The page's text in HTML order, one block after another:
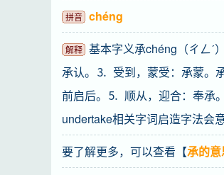
拼音 chéng
解释 基本字义承chéng（ㄔㄥ
承认。⒊ 受到，蒙受：承蒙。
前启后。⒌ 顺从，迎合：奉承
undertake相关字词启造字法会
要了解更多，可以查看【承的意